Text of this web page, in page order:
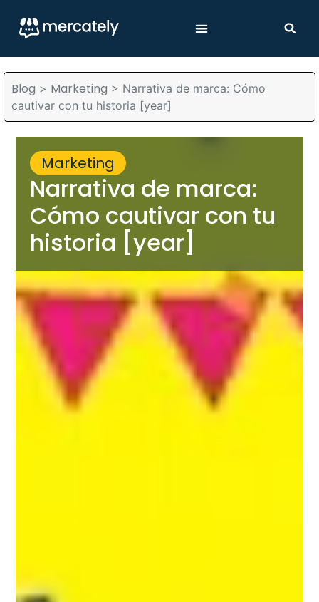
Blog > Marketing > Narrativa de marca: Cómo
cautivar con tu historia [year]
Marketing
Narrativa de marca:
Cómo cautivar con tu
historia [year]